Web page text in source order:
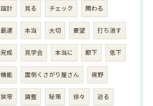
設計 見る チェック 関わる
最適 本当 大切 要望 打ち消す
完成 見学会 本当に 廊下 低下
機能 面倒くさがり屋さん 視野
狭窄 調整 秘策 徐々 迫る